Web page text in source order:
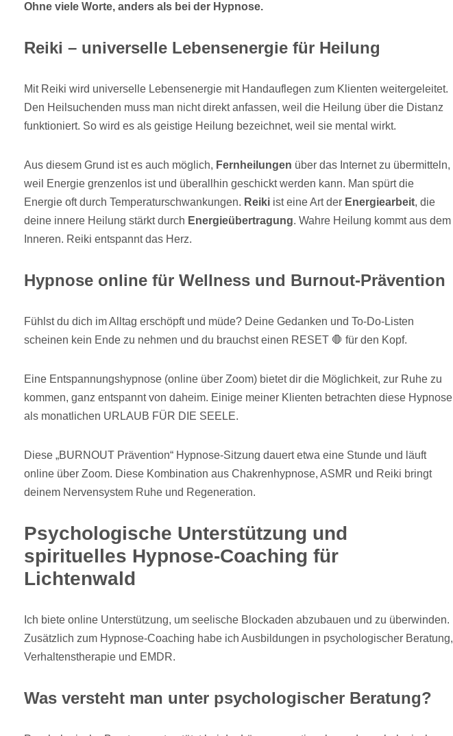
Ohne viele Worte, anders als bei der Hypnose.
Reiki – universelle Lebensenergie für Heilung
Mit Reiki wird universelle Lebensenergie mit Handauflegen zum Klienten weitergeleitet.
Den Heilsuchenden muss man nicht direkt anfassen, weil die Heilung über die Distanz
funktioniert. So wird es als geistige Heilung bezeichnet, weil sie mental wirkt.
Aus diesem Grund ist es auch möglich, Fernheilungen über das Internet zu übermitteln,
weil Energie grenzenlos ist und überallhin geschickt werden kann. Man spürt die
Energie oft durch Temperaturschwankungen. Reiki ist eine Art der Energiearbeit, die
deine innere Heilung stärkt durch Energieübertragung. Wahre Heilung kommt aus dem
Inneren. Reiki entspannt das Herz.
Hypnose online für Wellness und Burnout-Prävention
Fühlst du dich im Alltag erschöpft und müde? Deine Gedanken und To-Do-Listen
scheinen kein Ende zu nehmen und du brauchst einen RESET 🛑 für den Kopf.
Eine Entspannungshypnose (online über Zoom) bietet dir die Möglichkeit, zur Ruhe zu
kommen, ganz entspannt von daheim. Einige meiner Klienten betrachten diese Hypnose
als monatlichen URLAUB FÜR DIE SEELE.
Diese „BURNOUT Prävention“ Hypnose-Sitzung dauert etwa eine Stunde und läuft
online über Zoom. Diese Kombination aus Chakrenhypnose, ASMR und Reiki bringt
deinem Nervensystem Ruhe und Regeneration.
Psychologische Unterstützung und
spirituelles Hypnose-Coaching für
Lichtenwald
Ich biete online Unterstützung, um seelische Blockaden abzubauen und zu überwinden.
Zusätzlich zum Hypnose-Coaching habe ich Ausbildungen in psychologischer Beratung,
Verhaltenstherapie und EMDR.
Was versteht man unter psychologischer Beratung?